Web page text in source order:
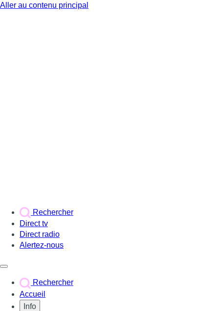
Aller au contenu principal
Rechercher
Direct tv
Direct radio
Alertez-nous
Rechercher
Accueil
Info